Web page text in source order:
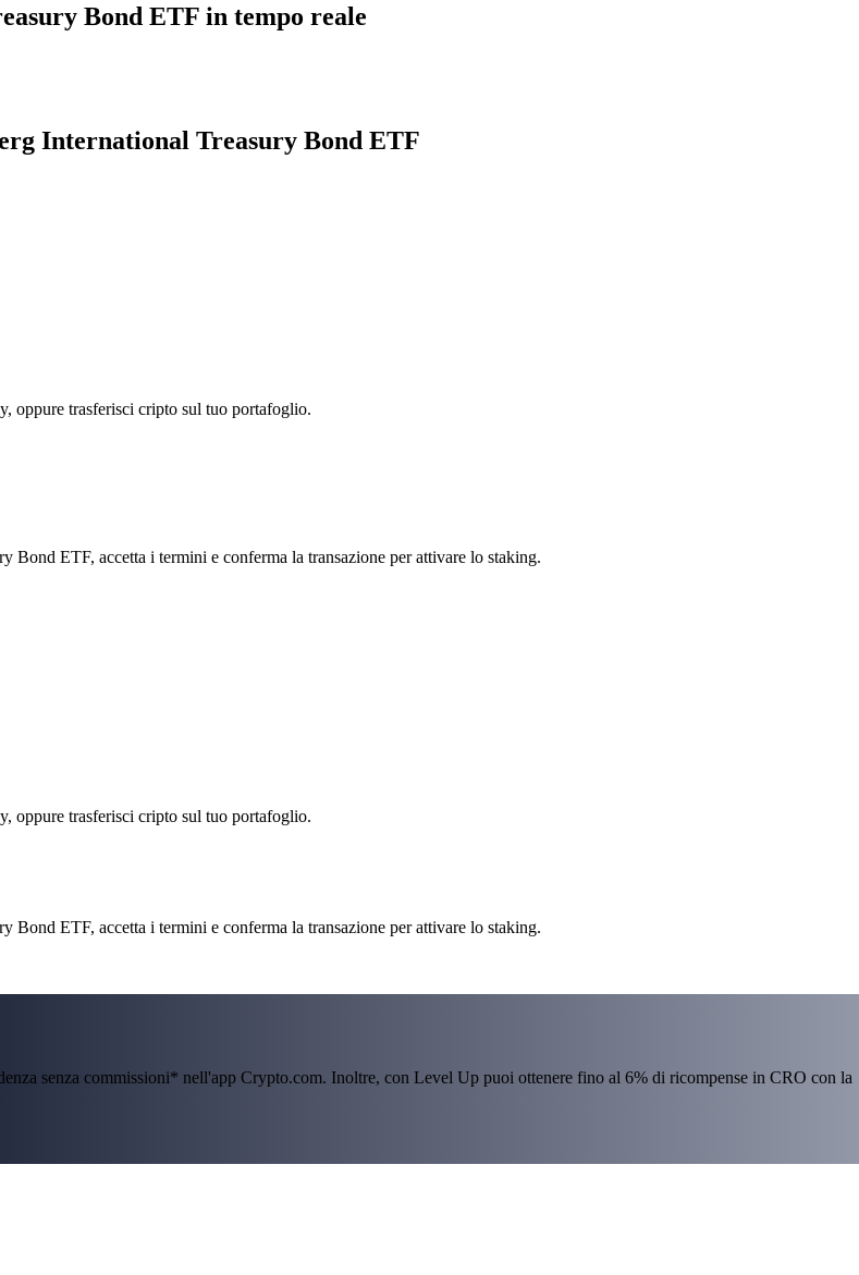
Bond ETF in tempo reale
International Treasury Bond ETF
oppure trasferisci cripto sul tuo portafoglio.
Bond ETF, accetta i termini e conferma la transazione per attivare lo staking.
oppure trasferisci cripto sul tuo portafoglio.
Bond ETF, accetta i termini e conferma la transazione per attivare lo staking.
senza commissioni* nell'app Crypto.com. Inoltre, con Level Up puoi ottenere fino al 6% di ricompense in CRO con la